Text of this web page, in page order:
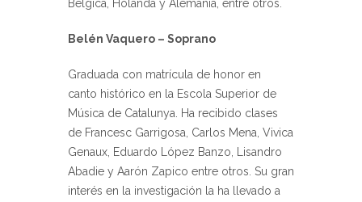
Bélgica, Holanda y Alemania, entre otros.
Belén Vaquero – Soprano
Graduada con matrícula de honor en
canto histórico en la Escola Superior de
Música de Catalunya. Ha recibido clases
de Francesc Garrigosa, Carlos Mena, Vivica
Genaux, Eduardo López Banzo, Lisandro
Abadie y Aarón Zapico entre otros. Su gran
interés en la investigación la ha llevado a